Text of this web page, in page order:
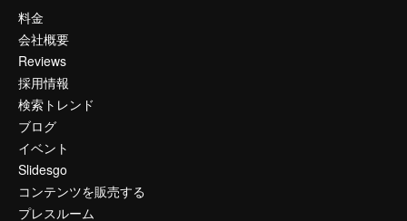
料金
会社概要
Reviews
採用情報
検索トレンド
ブログ
イベント
Slidesgo
コンテンツを販売する
プレスルーム